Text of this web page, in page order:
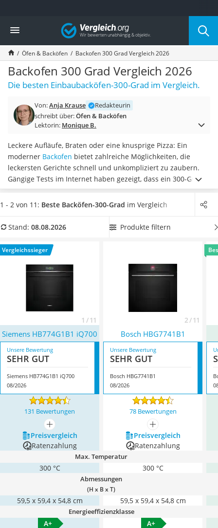
Die beliebtesten Vergleiche nach Kategorie
Haushalt
Wassersprudler
Zentralstaubsauger
Brotbackautomat
Wischroboter
Wäschespinne
Spülmaschinentabs
Akku-Staubsauger
AEG-Waschmaschine
Saug-Wisch-Roboter
Handstaubsauger
Milchaufschäumer
Kondenstrockner
Reiskocher
Tierhaarstaubsauger
Nespresso-Maschine
Messerschärfer
Vergleich
Öfen & Backöfen Backofen 300 Grad Vergleich 2026
Backofen 300 Grad Vergleich 2026
Die besten Einbaubacköfen-300-Grad im Vergleich.
Von:Anja Krause
Redakteurin
schreibt über:Öfen & Backöfen
Lektorin: Monique B.
Leckere Aufläufe, Braten oder eine knusprige Pizza: Ein
moderner Backofen bietet zahlreiche Möglichkeiten, die
leckersten Gerichte schnell und unkompliziert zu zaubern.
Gängige Tests im Internet haben gezeigt, dass ein 300-Grad-
Backofen miteinem TFT-Touchdisplay besonders einfach zu
bedienen ist. Wählen Sie jetzt einen 300-Grad-Backofen mit
einfachen Bedienung auch einen besonders geringen
August 2026 besonders das Modell
iQ700* mit seinen Eigenschaften.
1 - 2 von 11: Beste Backöfen-300-Grad im Vergleich
Stand: 08.08.2026 Produkte filtern
Vergleichssieger
1 / 11 2 / 11
Siemens HB774G1B1 iQ700 Bosch HBG7741B1
Unsere Bewertung
SEHR GUT
Siemens HB774G1B1 iQ700
08/2026
Unsere Bewertung
SEHR GUT
Bosch HBG7741B1
08/2026
131 Bewertungen 78 Bewertungen
mehr anzeigen
mehr anzeigen
Preis­vergleich
Preis­vergleich
Ratenzahlung
Ratenzahlung
Max. Temperatur
300 °C 300 °C
Abmessungen
(H x B x T)
59,5 x 59,4 x 54,8 cm 59,5 x 59,4 x 54,8 cm
Energieeffizienzklasse
A+ A+